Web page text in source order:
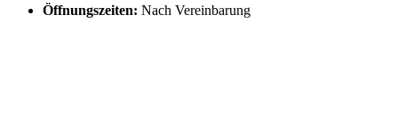
Öffnungszeiten: Nach Vereinbarung